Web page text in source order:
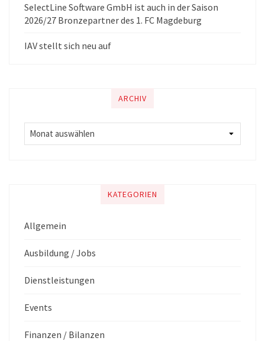
SelectLine Software GmbH ist auch in der Saison
2026/27 Bronzepartner des 1. FC Magdeburg
IAV stellt sich neu auf
ARCHIV
KATEGORIEN
Allgemein
Ausbildung / Jobs
Dienstleistungen
Events
Finanzen / Bilanzen